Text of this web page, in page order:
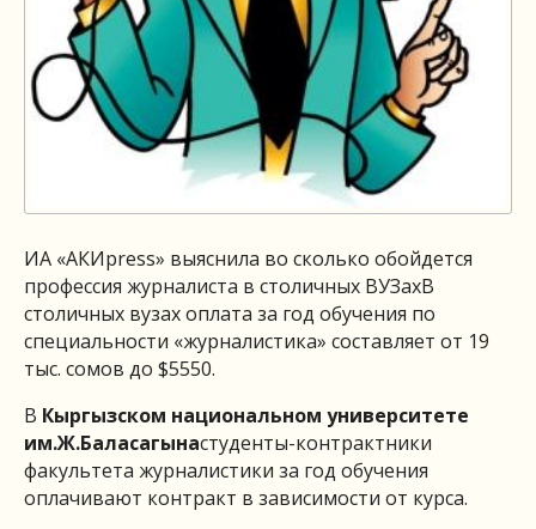
ИА «АКИpress» выяснила во сколько обойдется
профессия журналиста в столичных ВУЗахВ
столичных вузах оплата за год обучения по
специальности «журналистика» составляет от 19
тыс. сомов до $5550.
В Кыргызском национальном университете
им.Ж.Баласагынастуденты-контрактники
факультета журналистики за год обучения
оплачивают контракт в зависимости от курса.